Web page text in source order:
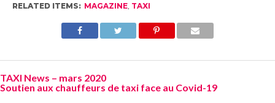
RELATED ITEMS: MAGAZINE, TAXI
TAXI News – mars 2020
Soutien aux chauffeurs de taxi face au Covid-19